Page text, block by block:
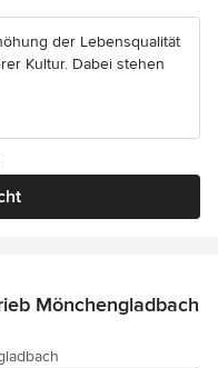
der Lebensqualität
Kultur. Dabei stehen
Mönchengladbach